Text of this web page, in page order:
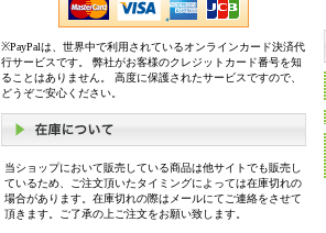
※PayPalは、世界中で利用されているオンラインカード決済代
行サービスです。 弊社がお客様のクレジットカード番号を知
ることはありません。 高度に保護されたサービスですので、
どうぞご安心ください。
当ショップにおいて販売している商品は他サイトでも販売し
ているため、ご注文頂いたタイミングによっては在庫切れの
場合があります。在庫切れの際はメールにてご連絡をさせて
頂きます。ご了承の上ご注文をお願い致します。